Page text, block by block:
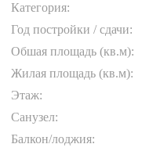
Категория:
Год постройки / cдачи:
Обшая площадь (кв.м):
Жилая площадь (кв.м):
Этаж:
Санузел:
Балкон/лоджия: